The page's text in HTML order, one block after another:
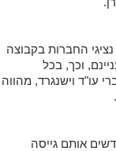
החברות בקבוצה
וכך, בכל
עו"ד וישנגרד, מהווה
אותם גייסה